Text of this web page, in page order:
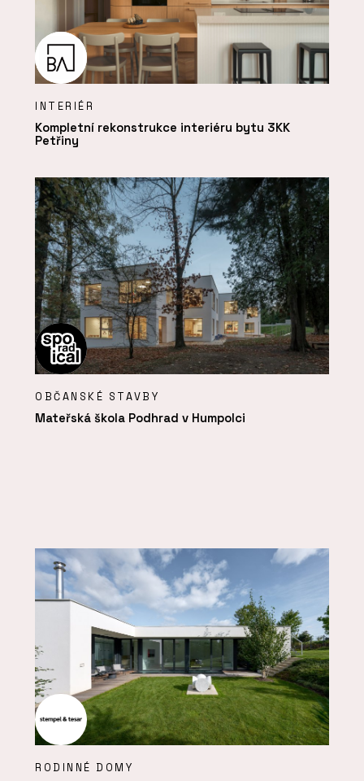
INTERIÉR
Kompletní rekonstrukce interiéru bytu 3KK
Petřiny
OBČANSKÉ STAVBY
Mateřská škola Podhrad v Humpolci
RODINNÉ DOMY